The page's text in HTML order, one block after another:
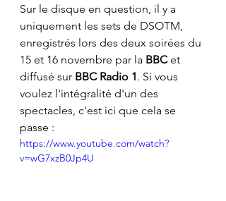
Sur le disque en question, il y a
uniquement les sets de DSOTM,
enregistrés lors des deux soirées du
15 et 16 novembre par la BBC et
diffusé sur BBC Radio 1. Si vous
voulez l'intégralité d'un des
spectacles, c'est ici que cela se
passe :
https://www.youtube.com/watch?
v=wG7xzB0Jp4U